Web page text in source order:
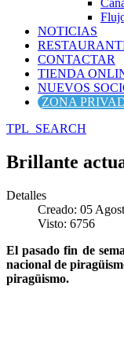
NOTICIAS
CONTACTAR
TIENDA
NUEVOS
ZONA
TPL_SEARCH
Brillante
Detalles
Creado: 05
Visto: 6756
El pasado fin de
nacional de
piragüismo.